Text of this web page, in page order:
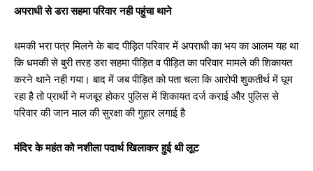
अपराधी से डरा सहमा परिवार नही पहुंचा थाने
धमकी भरा पत्र मिलने के बाद पीड़ित परिवार में अपराधी का भय का आलम यह था
कि धमकी से बुरी तरह डरा सहमा पीड़ित व पीड़ित का परिवार मामले की शिकायत
करने थाने नही गया। बाद में जब पीड़ित को पता चला कि आरोपी शुकतीर्थ में घूम
रहा है तो प्रार्थी ने मजबूर होकर पुलिस में शिकायत दर्ज कराई और पुलिस से
परिवार की जान माल की सुरक्षा की गुहार लगाई है
मंदिर के महंत को नशीला पदार्थ खिलाकर हुई थी लूट